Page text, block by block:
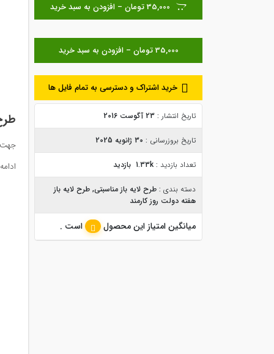
35,000 تومان – افزودن به سبد خرید
خرید اشتراک و دسترسی به تمام فایل ها
تاریخ انتشار : 23 آگوست 2016
تاریخ بروزرسانی : 30 ژانویه 2025
تعداد بازدید : 1.33k بازدید
دسته بندی : طرح لایه باز مناسبتی, طرح لایه باز
هفته دولت روز کارمند
میانگین امتیاز این محصول است .
جهت